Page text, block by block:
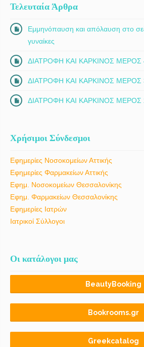
Τελευταία Άρθρα
Εμμηνόπαυση και απόλαυση στο
γυναίκες
ΔΙΑΤΡΟΦΗ ΚΑΙ ΚΑΡΚΙΝΟΣ ΜΕΡΟΣ
ΔΙΑΤΡΟΦΗ ΚΑΙ ΚΑΡΚΙΝΟΣ ΜΕΡΟΣ
ΔΙΑΤΡΟΦΗ ΚΑΙ ΚΑΡΚΙΝΟΣ ΜΕΡΟΣ
Χρήσιμοι Σύνδεσμοι
Εφημερίες Νοσοκομείων Αττικής
Εφημερίες Φαρμακείων Αττικής
Εφημ. Νοσοκομείων Θεσσαλονίκης
Εφημ. Φαρμακείων Θεσσαλονίκης
Εφημερίες Ιατρών
Ιατρικοί Σύλλογοι
Οι κατάλογοι μας
BeautyBooking
Bookrooms.gr
Greekcatalog